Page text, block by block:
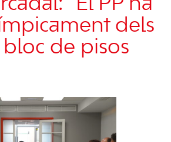
“El PP ha
dels
de pisos